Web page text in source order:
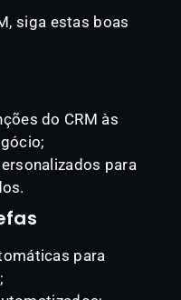
siga estas boas
do CRM às
para
para